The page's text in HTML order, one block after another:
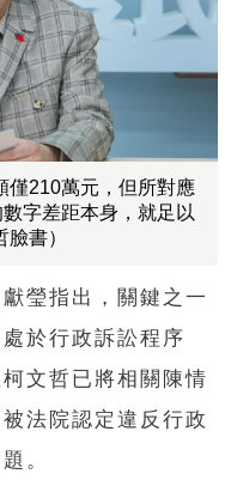
僅210萬元，但所對應
字差距本身，就足以
書）
瑩指出，關鍵之一
於行政訴訟程序
文哲已將相關陳情
法院認定違反行政
。